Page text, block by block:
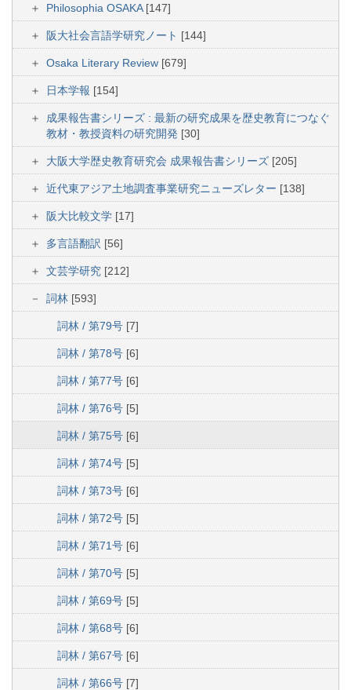
Philosophia OSAKA [147]
阪大社会言語学研究ノート [144]
Osaka Literary Review [679]
日本学報 [154]
成果報告書シリーズ : 最新の研究成果を歴史教育につなぐ
教材・教授資料の研究開発 [30]
大阪大学歴史教育研究会 成果報告書シリーズ [205]
近代東アジア土地調査事業研究ニューズレター [138]
阪大比較文学 [17]
多言語翻訳 [56]
文芸学研究 [212]
詞林 [593]
詞林 / 第79号 [7]
詞林 / 第78号 [6]
詞林 / 第77号 [6]
詞林 / 第76号 [5]
詞林 / 第75号 [6]
詞林 / 第74号 [5]
詞林 / 第73号 [6]
詞林 / 第72号 [5]
詞林 / 第71号 [6]
詞林 / 第70号 [5]
詞林 / 第69号 [5]
詞林 / 第68号 [6]
詞林 / 第67号 [6]
詞林 / 第66号 [7]